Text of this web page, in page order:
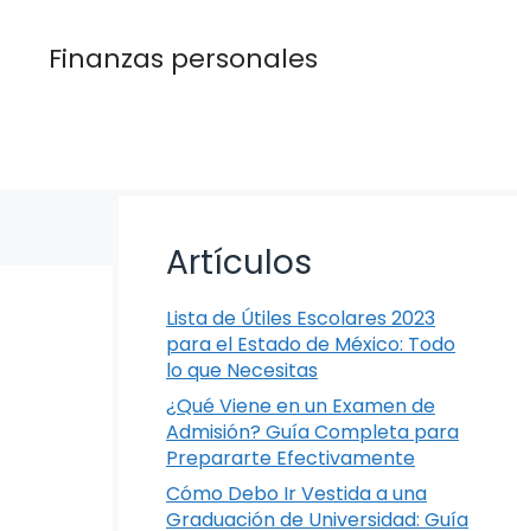
Finanzas personales
Artículos
Lista de Útiles Escolares 2023
para el Estado de México: Todo
lo que Necesitas
¿Qué Viene en un Examen de
Admisión? Guía Completa para
Prepararte Efectivamente
Cómo Debo Ir Vestida a una
Graduación de Universidad: Guía